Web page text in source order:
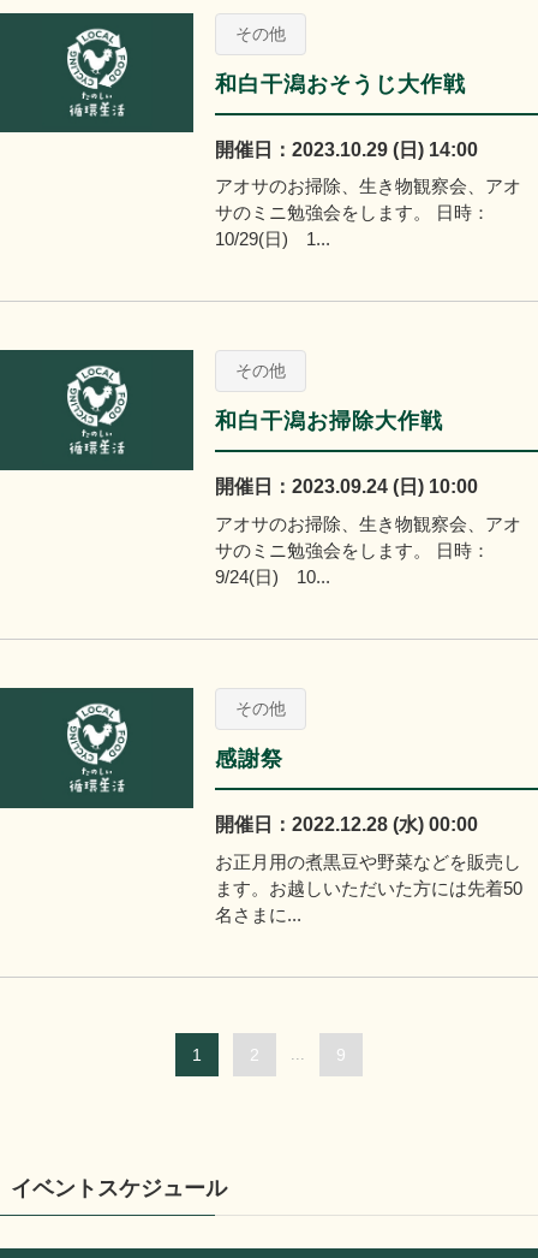
その他
和白干潟おそうじ大作戦
開催日：2023.10.29 (日) 14:00
アオサのお掃除、生き物観察会、アオ
サのミニ勉強会をします。 日時：
10/29(日) 1...
その他
和白干潟お掃除大作戦
開催日：2023.09.24 (日) 10:00
アオサのお掃除、生き物観察会、アオ
サのミニ勉強会をします。 日時：
9/24(日) 10...
その他
感謝祭
開催日：2022.12.28 (水) 00:00
お正月用の煮黒豆や野菜などを販売し
ます。お越しいただいた方には先着50
名さまに...
1 2 9
イベントスケジュール